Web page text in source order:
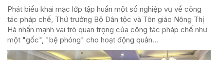
Phát biểu khai mạc lớp tập huấn một số nghiệp vụ về công
tác pháp chế, Thứ trưởng Bộ Dân tộc và Tôn giáo Nông Thị
Hà nhấn mạnh vai trò quan trọng của công tác pháp chế như
một "gốc", "bệ phóng" cho hoạt động quản...